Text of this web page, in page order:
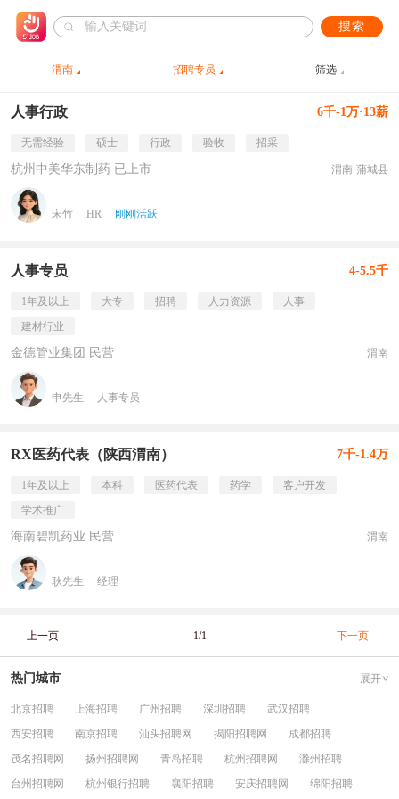
搜索
渭南 招聘专员 筛选
人事行政 6千-1万·13薪
无需经验 硕士 行政 验收 招采
杭州中美华东制药 已上市 渭南·蒲城县
宋竹 HR 刚刚活跃
人事专员 4-5.5千
1年及以上 大专 招聘 人力资源
人事
建材行业
金德管业集团 民营 渭南
申先生 人事专员
RX医药代表（陕西渭南） 7千-1.4万
1年及以上 本科 医药代表 药学
客户开发
学术推广
海南碧凯药业 民营 渭南
耿先生 经理
上一页 1/1 下一页
热门城市 展开
北京招聘 上海招聘 广州招聘 深圳招聘
武汉招聘
西安招聘
南京招聘 汕头招聘网 揭阳招聘网
成都招聘
茂名招聘网
扬州招聘网 青岛招聘 杭州招聘网
滁州招聘
台州招聘网
杭州银行招聘 襄阳招聘 安庆招聘网 绵阳招聘